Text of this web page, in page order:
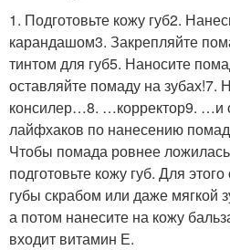
1. Подготовьте кожу губ2.
карандашом3. Закрепляйте
тинтом для губ5. Наносите
оставляйте помаду на зубах!7.
консилер…8. …корректор9. …и
лайфхаков по нанесению
Чтобы помада ровнее
подготовьте кожу губ. Для
губы скрабом или даже мягкой
а потом нанесите на кожу
входит витамин Е.